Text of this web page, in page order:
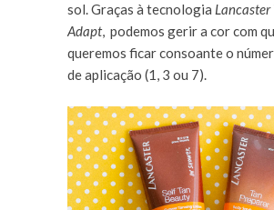
sol. Graças à tecnologia Lancaster
Adapt, podemos gerir a cor com
queremos ficar consoante o
de aplicação (1, 3 ou 7).